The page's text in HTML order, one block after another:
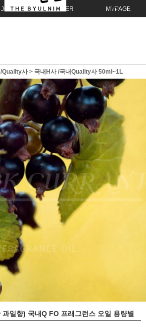
JOIN ORDER MYPAGE
Quality사> 국내H사 /국내Quality사 50ml~1L
일향) 국내Q FO 프래그런스 오일 용량별